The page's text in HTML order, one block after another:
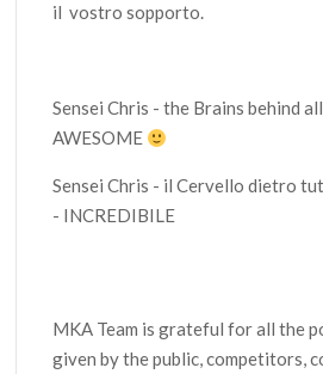
il vostro sopporto.
Sensei Chris - the Brains behind
AWESOME
Sensei Chris - il Cervello dietro
- INCREDIBILE
MKA Team is grateful for all the
given by the public, competitors,